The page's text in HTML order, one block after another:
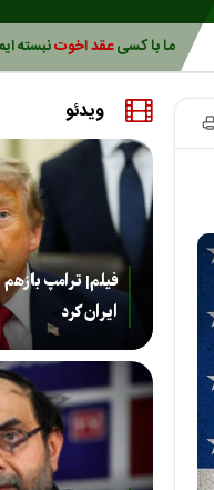
ما با کسیعقد اخوتنبسته
ویدئو
فیلم| ترامپ
ایران کرد